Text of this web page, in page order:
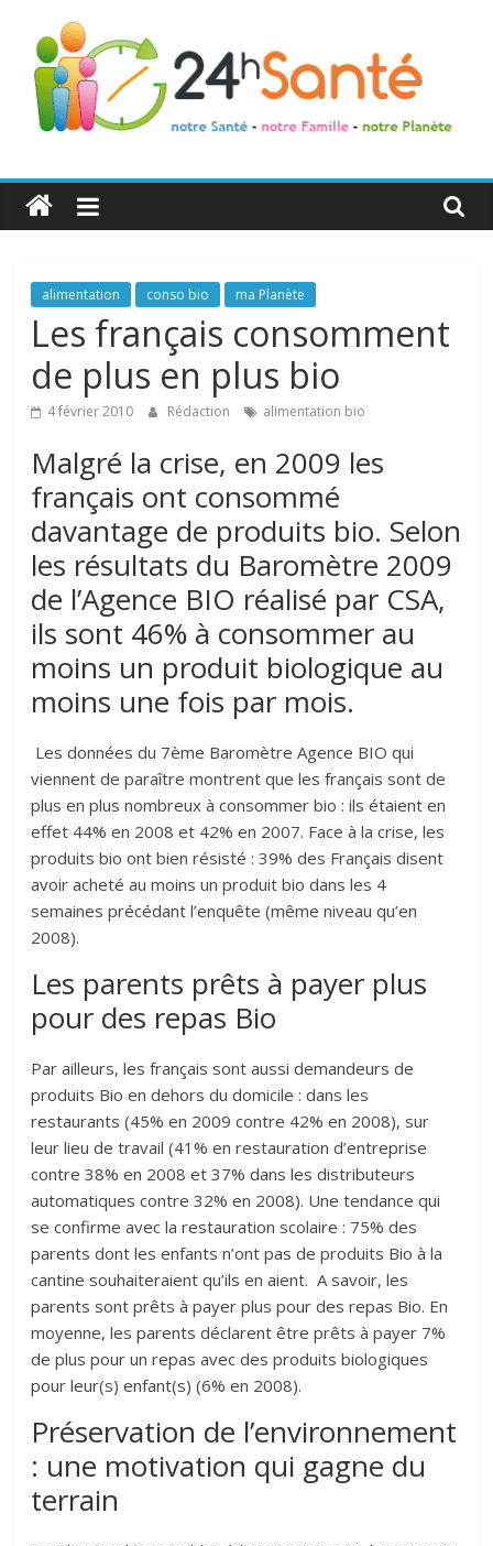
24h
Santé
La
santé
toute
famille
alimentation conso bio ma Planète
Les français consomment
de plus en plus bio
4 février 2010 Rédaction alimentation bio
Malgré la crise, en 2009 les
français ont consommé
davantage de produits bio. Selon
les résultats du Baromètre 2009
de l’Agence BIO réalisé par CSA,
ils sont 46% à consommer au
moins un produit biologique au
moins une fois par mois.
Les données du 7ème Baromètre Agence BIO qui
viennent de paraître montrent que les français sont de
plus en plus nombreux à consommer bio : ils étaient en
effet 44% en 2008 et 42% en 2007. Face à la crise, les
produits bio ont bien résisté : 39% des Français disent
avoir acheté au moins un produit bio dans les 4
semaines précédant l’enquête (même niveau qu’en
2008).
Les parents prêts à payer plus
pour des repas Bio
Par ailleurs, les français sont aussi demandeurs de
produits Bio en dehors du domicile : dans les
restaurants (45% en 2009 contre 42% en 2008), sur
leur lieu de travail (41% en restauration d’entreprise
contre 38% en 2008 et 37% dans les distributeurs
automatiques contre 32% en 2008). Une tendance qui
se confirme avec la restauration scolaire : 75% des
parents dont les enfants n’ont pas de produits Bio à la
cantine souhaiteraient qu’ils en aient. A savoir, les
parents sont prêts à payer plus pour des repas Bio. En
moyenne, les parents déclarent être prêts à payer 7%
de plus pour un repas avec des produits biologiques
pour leur(s) enfant(s) (6% en 2008).
Préservation de l’environnement
: une motivation qui gagne du
terrain